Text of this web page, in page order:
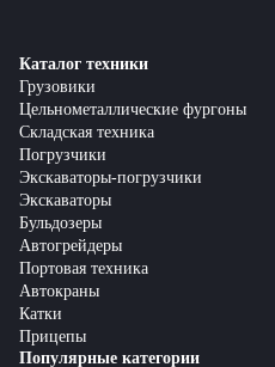
Каталог техники
Грузовики
Цельнометаллические фургоны
Складская техника
Погрузчики
Экскаваторы-погрузчики
Экскаваторы
Бульдозеры
Автогрейдеры
Портовая техника
Автокраны
Катки
Прицепы
Популярные категории